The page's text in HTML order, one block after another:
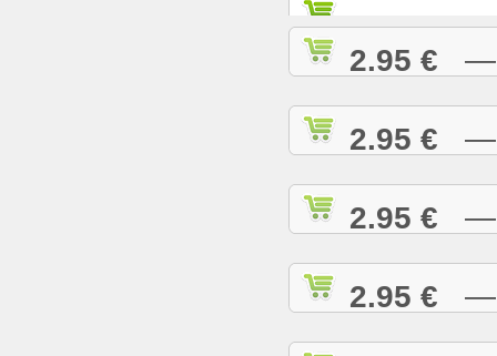
2.95 € —
2.95 € —
2.95 € —
2.95 € —